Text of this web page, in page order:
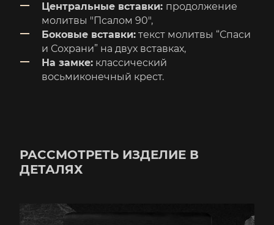
Центральные вставки: продолжение
молитвы "Псалом 90",
Боковые вставки: текст молитвы “Спаси
и Сохрани” на двух вставках,
На замке: классический
восьмиконечный крест.
РАССМОТРЕТЬ ИЗДЕЛИЕ В
ДЕТАЛЯХ